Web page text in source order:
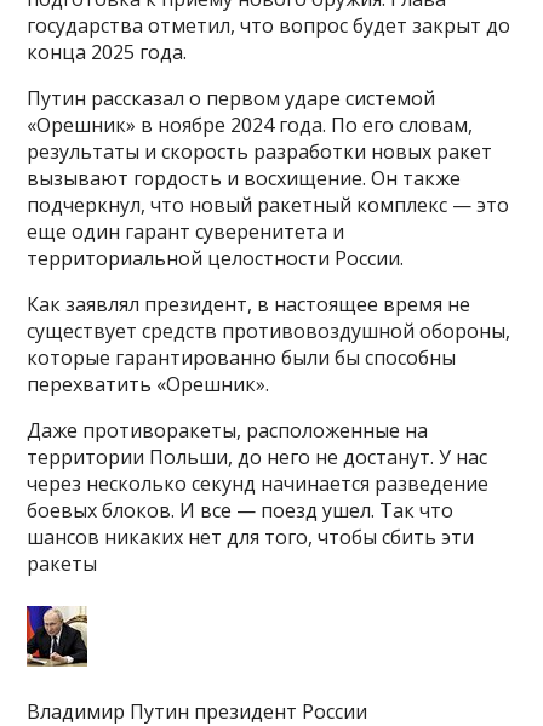
государства отметил, что вопрос будет закрыт до
конца 2025 года.
Путин рассказал о первом ударе системой
«Орешник» в ноябре 2024 года. По его словам,
результаты и скорость разработки новых ракет
вызывают гордость и восхищение. Он также
подчеркнул, что новый ракетный комплекс — это
еще один гарант суверенитета и
территориальной целостности России.
Как заявлял президент, в настоящее время не
существует средств противовоздушной обороны,
которые гарантированно были бы способны
перехватить «Орешник».
Даже противоракеты, расположенные на
территории Польши, до него не достанут. У нас
через несколько секунд начинается разведение
боевых блоков. И все — поезд ушел. Так что
шансов никаких нет для того, чтобы сбить эти
ракеты
Владимир Путин президент России